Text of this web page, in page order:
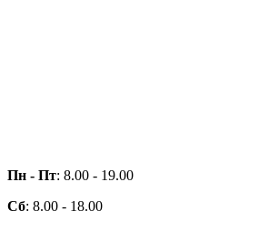
Пн - Пт: 8.00 - 19.00
Сб: 8.00 - 18.00